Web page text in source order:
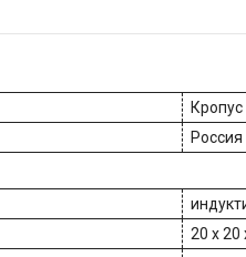
Кропус
Россия
20 х 20